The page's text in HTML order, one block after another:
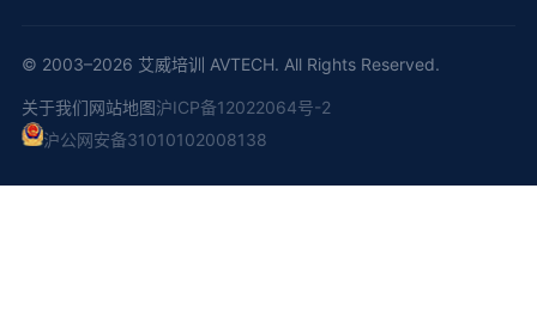
© 2003–2026 艾威培训 AVTECH. All Rights Reserved.
关于我们网站地图沪ICP备12022064号-2
沪公网安备31010102008138